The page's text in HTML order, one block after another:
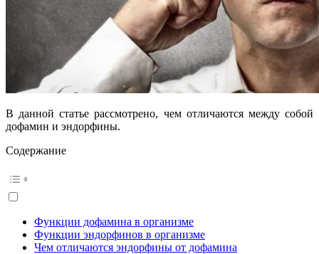
В данной статье рассмотрено, чем отличаются между собой
дофамин и эндорфины.
Содержание
Функции дофамина в организме
Функции эндорфинов в организме
Чем отличаются эндорфины от дофамина